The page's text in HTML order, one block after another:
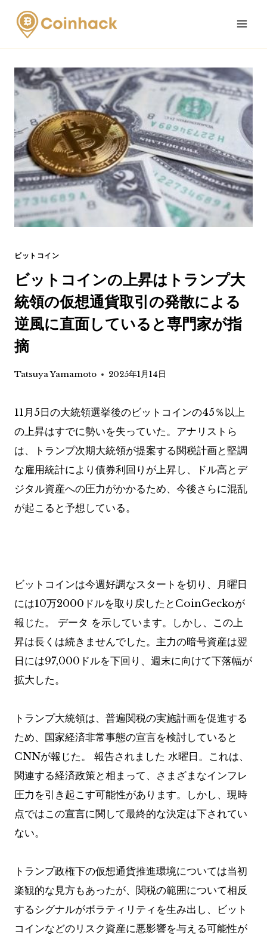
Skip
content
ビットコイン
ビットコインの上昇はトランプ大
統領の仮想通貨取引の発散による
逆風に直面していると専門家が指
摘
Tatsuya Yamamoto 2025年1月14日
11月5日の大統領選挙後のビットコインの45％以上
の上昇はすでに勢いを失っていた。アナリストら
は、トランプ次期大統領が提案する関税計画と堅調
な雇用統計により債券利回りが上昇し、ドル高とデ
ジタル資産への圧力がかかるため、今後さらに混乱
が起こると予想している。
ビットコインは今週好調なスタートを切り、月曜日
には10万2000ドルを取り戻したとCoinGeckoが
報じた。
データ を示しています。しかし、この上
昇は長くは続きませんでした。主力の暗号資産は翌
日には97,000ドルを下回り、週末に向けて下落幅が
拡大した。
トランプ大統領は、普遍関税の実施計画を促進する
ため、国家経済非常事態の宣言を検討していると
CNNが報じた。
報告されました 水曜日。これは、
関連する経済政策と相まって、さまざまなインフレ
圧力を引き起こす可能性があります。しかし、現時
点ではこの宣言に関して最終的な決定は下されてい
ない。
トランプ政権下の仮想通貨推進環境については当初
楽観的な見方もあったが、関税の範囲について相反
するシグナルがボラティリティを生み出し、ビット
コインなどのリスク資産に悪影響を与える可能性が